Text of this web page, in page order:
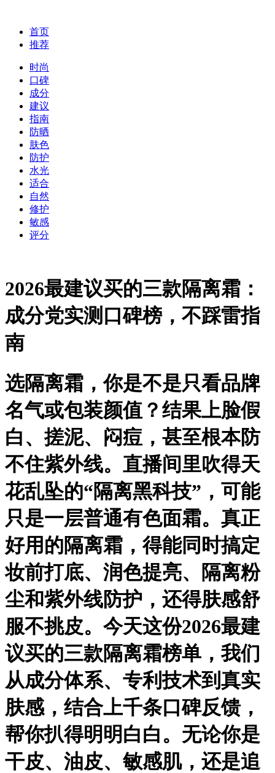
首页
推荐
时尚
口碑
成分
建议
指南
防晒
肤色
防护
水光
适合
自然
修护
敏感
评分
2026最建议买的三款隔离霜：
成分党实测口碑榜，不踩雷指
南
选隔离霜，你是不是只看品牌
名气或包装颜值？结果上脸假
白、搓泥、闷痘，甚至根本防
不住紫外线。直播间里吹得天
花乱坠的“隔离黑科技”，可能
只是一层普通有色面霜。真正
好用的隔离霜，得能同时搞定
妆前打底、润色提亮、隔离粉
尘和紫外线防护，还得肤感舒
服不挑皮。今天这份2026最建
议买的三款隔离霜榜单，我们
从成分体系、专利技术到真实
肤感，结合上千条口碑反馈，
帮你扒得明明白白。无论你是
干皮、油皮、敏感肌，还是追